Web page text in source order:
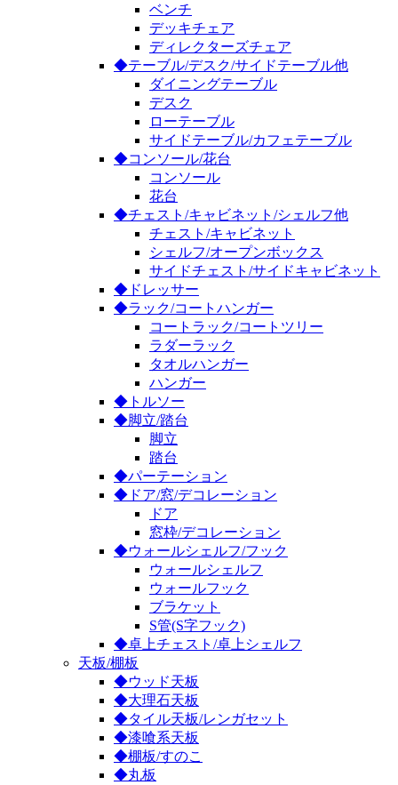
ベンチ
デッキチェア
ディレクターズチェア
◆テーブル/デスク/サイドテーブル他
ダイニングテーブル
デスク
ローテーブル
サイドテーブル/カフェテーブル
◆コンソール/花台
コンソール
花台
◆チェスト/キャビネット/シェルフ他
チェスト/キャビネット
シェルフ/オープンボックス
サイドチェスト/サイドキャビネット
◆ドレッサー
◆ラック/コートハンガー
コートラック/コートツリー
ラダーラック
タオルハンガー
ハンガー
◆トルソー
◆脚立/踏台
脚立
踏台
◆パーテーション
◆ドア/窓/デコレーション
ドア
窓枠/デコレーション
◆ウォールシェルフ/フック
ウォールシェルフ
ウォールフック
ブラケット
S管(S字フック)
◆卓上チェスト/卓上シェルフ
天板/棚板
◆ウッド天板
◆大理石天板
◆タイル天板/レンガセット
◆漆喰系天板
◆棚板/すのこ
◆丸板